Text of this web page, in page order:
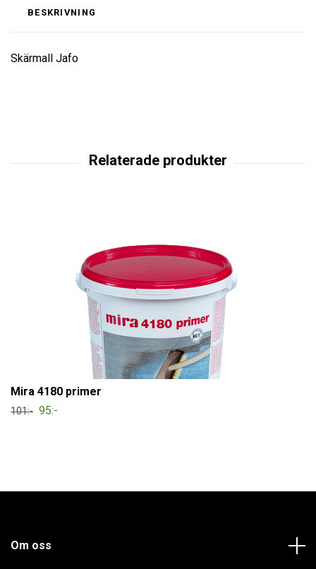
BESKRIVNING
Skärmall Jafo
Mira 4180 primer
101:- 95:-
Om oss